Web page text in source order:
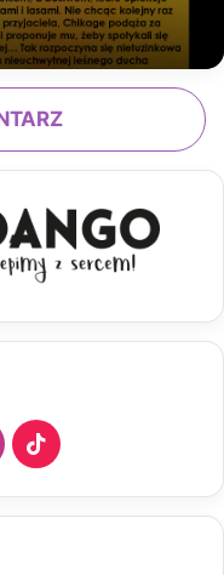
T
i